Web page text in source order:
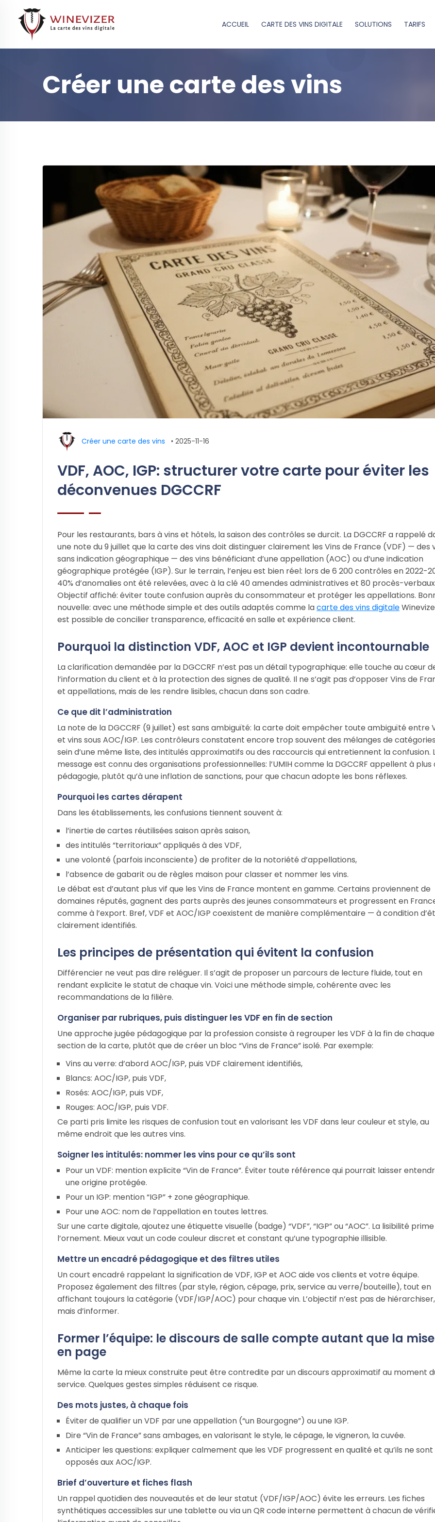
ACCUEIL CARTE DES VINS DIGITALE SOLUTIONS TARIFS
Créer une carte des vins
Créer une carte des vins • 2025-11-16
VDF, AOC, IGP: structurer votre carte pour éviter les
déconvenues DGCCRF
Pour les restaurants, bars à vins et hôtels, la saison des contrôles se durcit. La DGCCRF a rappelé
une note du 9 juillet que la carte des vins doit distinguer clairement les Vins de France (VDF) — des
sans indication géographique — des vins bénéficiant d’une appellation (AOC) ou d’une indication
géographique protégée (IGP). Sur le terrain, l’enjeu est bien réel: lors de 6 200 contrôles en 2022-
40% d’anomalies ont été relevées, avec à la clé 40 amendes administratives et 80 procès-
Objectif affiché: éviter toute confusion auprès du consommateur et protéger les appellations.
nouvelle: avec une méthode simple et des outils adaptés comme lacarte des vins digitale
est possible de concilier transparence, efficacité en salle et expérience client.
Pourquoi la distinction VDF, AOC et IGP devient incontournable
La clarification demandée par la DGCCRF n’est pas un détail typographique: elle touche au cœur
l’information du client et à la protection des signes de qualité. Il ne s’agit pas d’opposer Vins de
et appellations, mais de les rendre lisibles, chacun dans son cadre.
Ce que dit l’administration
La note de la DGCCRF (9 juillet) est sans ambiguïté: la carte doit empêcher toute ambiguïté entre
et vins sous AOC/IGP. Les contrôleurs constatent encore trop souvent des mélanges de
sein d’une même liste, des intitulés approximatifs ou des raccourcis qui entretiennent la confusion.
message est connu des organisations professionnelles: l’UMIH comme la DGCCRF appellent à plus
pédagogie, plutôt qu’à une inflation de sanctions, pour que chacun adopte les bons réflexes.
Pourquoi les cartes dérapent
Dans les établissements, les confusions tiennent souvent à:
l’inertie de cartes réutilisées saison après saison,
des intitulés “territoriaux” appliqués à des VDF,
une volonté (parfois inconsciente) de profiter de la notoriété d’appellations,
l’absence de gabarit ou de règles maison pour classer et nommer les vins.
Le débat est d’autant plus vif que les Vins de France montent en gamme. Certains proviennent de
domaines réputés, gagnent des parts auprès des jeunes consommateurs et progressent en
comme à l’export. Bref, VDF et AOC/IGP coexistent de manière complémentaire — à condition
clairement identifiés.
Les principes de présentation qui évitent la confusion
Différencier ne veut pas dire reléguer. Il s’agit de proposer un parcours de lecture fluide, tout en
rendant explicite le statut de chaque vin. Voici une méthode simple, cohérente avec les
recommandations de la filière.
Organiser par rubriques, puis distinguer les VDF en fin de section
Une approche jugée pédagogique par la profession consiste à regrouper les VDF à la fin de chaque
section de la carte, plutôt que de créer un bloc “Vins de France” isolé. Par exemple:
Vins au verre: d’abord AOC/IGP, puis VDF clairement identifiés,
Blancs: AOC/IGP, puis VDF,
Rosés: AOC/IGP, puis VDF,
Rouges: AOC/IGP, puis VDF.
Ce parti pris limite les risques de confusion tout en valorisant les VDF dans leur couleur et style, au
même endroit que les autres vins.
Soigner les intitulés: nommer les vins pour ce qu’ils sont
Pour un VDF: mention explicite “Vin de France”. Éviter toute référence qui pourrait laisser
une origine protégée.
Pour un IGP: mention “IGP” + zone géographique.
Pour une AOC: nom de l’appellation en toutes lettres.
Sur une carte digitale, ajoutez une étiquette visuelle (badge) “VDF”, “IGP” ou “AOC”. La lisibilité
l’ornement. Mieux vaut un code couleur discret et constant qu’une typographie illisible.
Mettre un encadré pédagogique et des filtres utiles
Un court encadré rappelant la signification de VDF, IGP et AOC aide vos clients et votre équipe.
Proposez également des filtres (par style, région, cépage, prix, service au verre/bouteille), tout en
affichant toujours la catégorie (VDF/IGP/AOC) pour chaque vin. L’objectif n’est pas de hiérarchiser,
mais d’informer.
Former l’équipe: le discours de salle compte autant que la mise
en page
Même la carte la mieux construite peut être contredite par un discours approximatif au moment
service. Quelques gestes simples réduisent ce risque.
Des mots justes, à chaque fois
Éviter de qualifier un VDF par une appellation (“un Bourgogne”) ou une IGP.
Dire “Vin de France” sans ambages, en valorisant le style, le cépage, le vigneron, la cuvée.
Anticiper les questions: expliquer calmement que les VDF progressent en qualité et qu’ils ne sont
opposés aux AOC/IGP.
Brief d’ouverture et fiches flash
Un rappel quotidien des nouveautés et de leur statut (VDF/IGP/AOC) évite les erreurs. Les fiches
synthétiques accessibles sur une tablette ou via un QR code interne permettent à chacun de